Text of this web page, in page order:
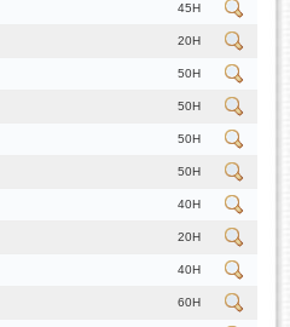
45H
20H
50H
50H
50H
50H
40H
20H
40H
60H